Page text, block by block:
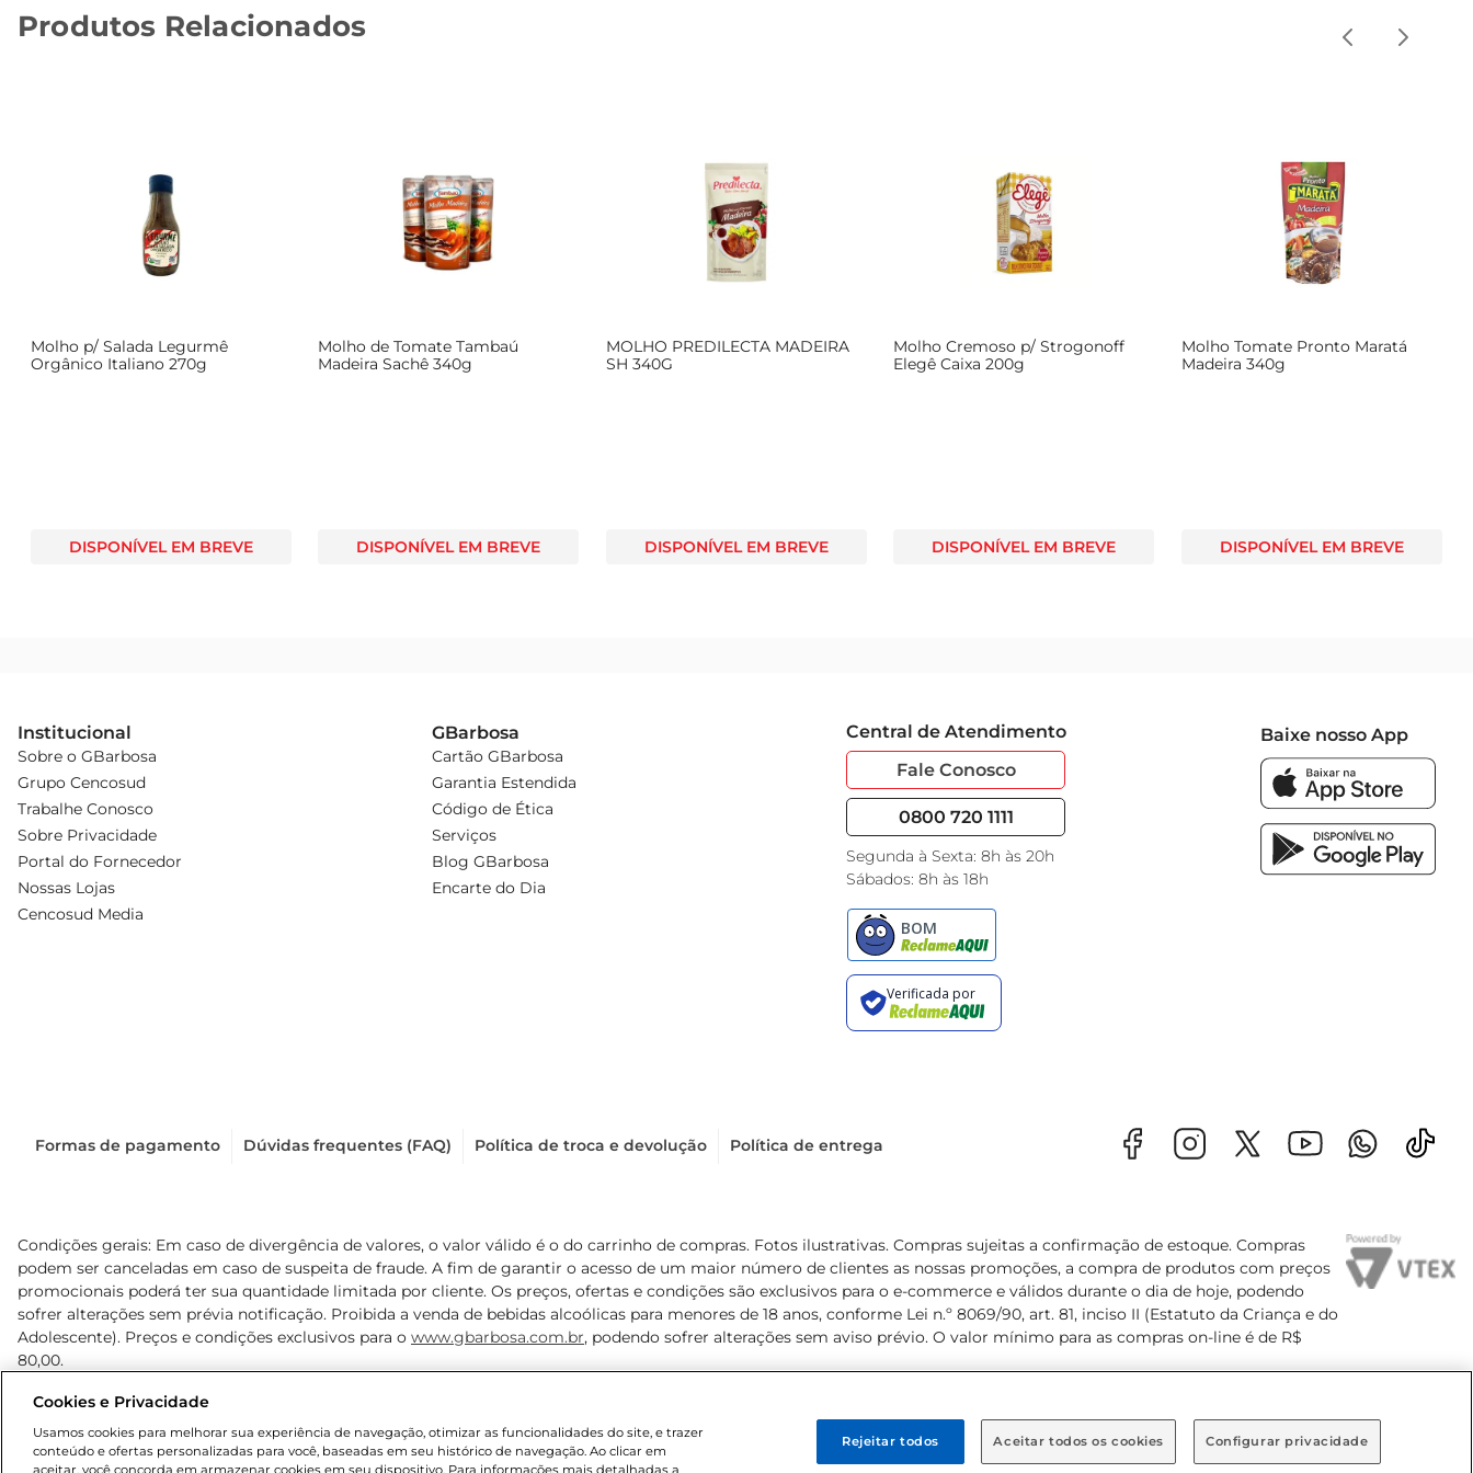
Produtos Relacionados
Molho p/ Salada Legurmê
Orgânico Italiano 270g
DISPONÍVEL EM BREVE
Molho de Tomate Tambaú
Madeira Sachê 340g
DISPONÍVEL EM BREVE
MOLHO PREDILECTA MADEIRA
SH 340G
DISPONÍVEL EM BREVE
Molho Cremoso p/ Strogonoff
Elegê Caixa 200g
DISPONÍVEL EM BREVE
Molho Tomate Pronto Maratá
Madeira 340g
DISPONÍVEL EM BREVE
Institucional
Sobre o GBarbosa
Grupo Cencosud
Trabalhe Conosco
Sobre Privacidade
Portal do Fornecedor
Nossas Lojas
Cencosud Media
GBarbosa
Cartão GBarbosa
Garantia Estendida
Código de Ética
Serviços
Blog GBarbosa
Encarte do Dia
Central de Atendimento
Fale Conosco
0800 720 1111
Segunda à Sexta: 8h às 20h
Sábados: 8h às 18h
Baixe nosso App
Formas de pagamento Dúvidas frequentes (FAQ) Política de troca e devolução Política de entrega
Condições gerais: Em caso de divergência de valores, o valor válido é o do carrinho de compras. Fotos ilustrativas. Compras sujeitas a confirmação de estoque. Compras
podem ser canceladas em caso de suspeita de fraude. A fim de garantir o acesso de um maior número de clientes as nossas promoções, a compra de produtos com preços
promocionais poderá ter sua quantidade limitada por cliente. Os preços, ofertas e condições são exclusivos para o e-commerce e válidos durante o dia de hoje, podendo
sofrer alterações sem prévia notificação. Proibida a venda de bebidas alcoólicas para menores de 18 anos, conforme Lei n.º 8069/90, art. 81, inciso II (Estatuto da Criança e do
Adolescente). Preços e condições exclusivos para o www.gbarbosa.com.br, podendo sofrer alterações sem aviso prévio. O valor mínimo para as compras on-line é de R$
80,00.
Cookies e Privacidade
Usamos cookies para melhorar sua experiência de navegação, otimizar as funcionalidades do site, e trazer
conteúdo e ofertas personalizadas para você, baseadas em seu histórico de navegação. Ao clicar em
aceitar, você concorda em armazenar cookies em seu dispositivo. Para informações mais detalhadas a
Configurar privacidade
Rejeitar todos Aceitar todos os cookies